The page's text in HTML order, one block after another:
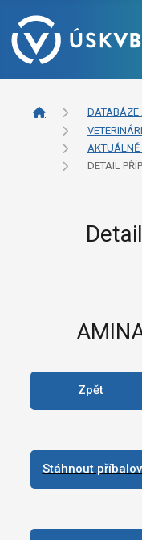
DATABÁZE
AKTUÁLNĚ
DETAIL
Zpět
Stáhnout